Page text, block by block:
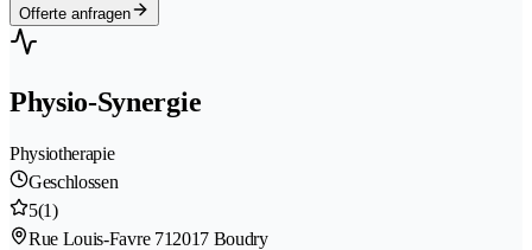
Offerte anfragen
Physio-Synergie
Physiotherapie
Geschlossen
5(1)
Rue Louis-Favre 712017 Boudry